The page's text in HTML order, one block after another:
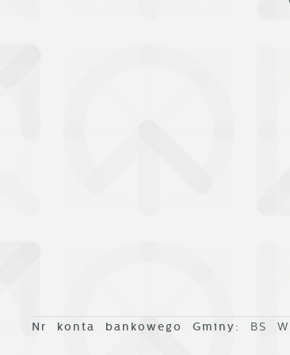
Nr konta bankowego Gminy: BS